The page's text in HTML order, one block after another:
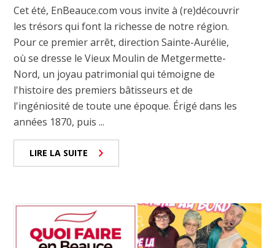
Cet été, EnBeauce.com vous invite à (re)découvrir
les trésors qui font la richesse de notre région.
Pour ce premier arrêt, direction Sainte-Aurélie,
où se dresse le Vieux Moulin de Metgermette-
Nord, un joyau patrimonial qui témoigne de
l'histoire des premiers bâtisseurs et de
l'ingéniosité de toute une époque. Érigé dans les
années 1870, puis ...
LIRE LA SUITE